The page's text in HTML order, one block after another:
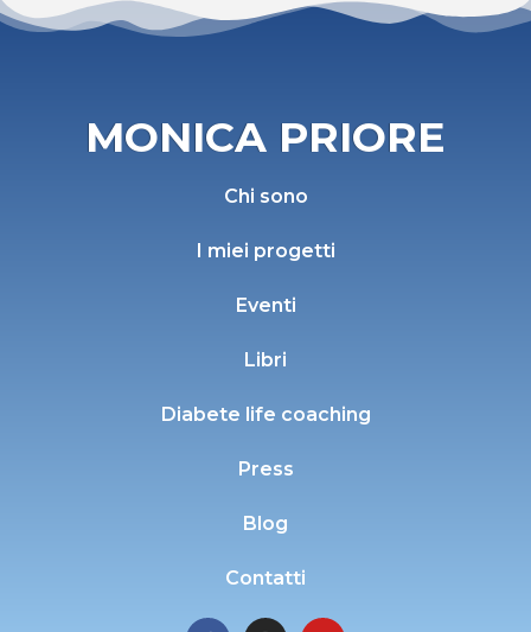
MONICA PRIORE
Chi sono
I miei progetti
Eventi
Libri
Diabete life coaching
Press
Blog
Contatti